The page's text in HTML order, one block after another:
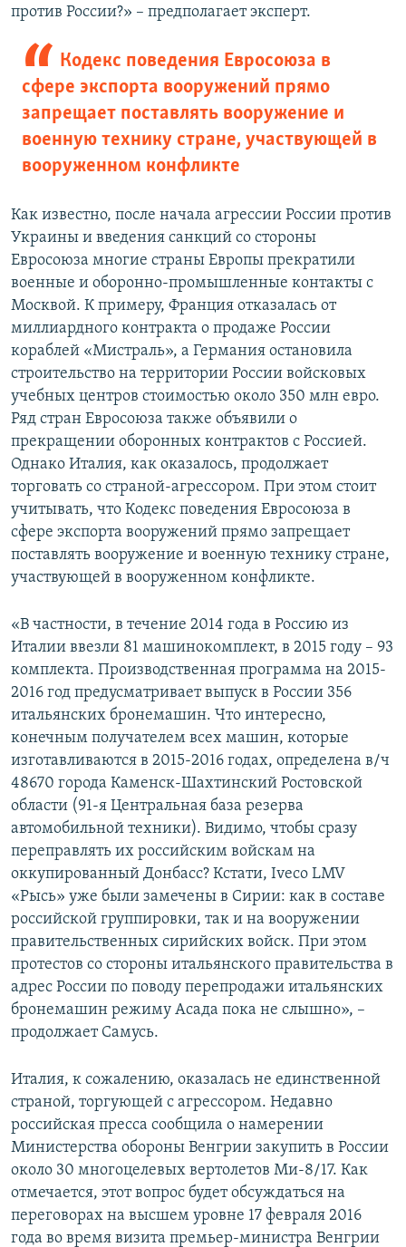
против России?» – предполагает эксперт.
Кодекс поведения Евросоюза в
сфере экспорта вооружений прямо
запрещает поставлять вооружение и
военную технику стране, участвующей в
вооруженном конфликте
Как известно, после начала агрессии России против
Украины и введения санкций со стороны
Евросоюза многие страны Европы прекратили
военные и оборонно-промышленные контакты с
Москвой. К примеру, Франция отказалась от
миллиардного контракта о продаже России
кораблей «Мистраль», а Германия остановила
строительство на территории России войсковых
учебных центров стоимостью около 350 млн евро.
Ряд стран Евросоюза также объявили о
прекращении оборонных контрактов с Россией.
Однако Италия, как оказалось, продолжает
торговать со страной-агрессором. При этом стоит
учитывать, что Кодекс поведения Евросоюза в
сфере экспорта вооружений прямо запрещает
поставлять вооружение и военную технику стране,
участвующей в вооруженном конфликте.
«В частности, в течение 2014 года в Россию из
Италии ввезли 81 машинокомплект, в 2015 году – 93
комплекта. Производственная программа на 2015-
2016 год предусматривает выпуск в России 356
итальянских бронемашин. Что интересно,
конечным получателем всех машин, которые
изготавливаются в 2015-2016 годах, определена в/ч
48670 города Каменск-Шахтинский Ростовской
области (91-я Центральная база резерва
автомобильной техники). Видимо, чтобы сразу
переправлять их российским войскам на
оккупированный Донбасс? Кстати, Iveco LMV
«Рысь» уже были замечены в Сирии: как в составе
российской группировки, так и на вооружении
правительственных сирийских войск. При этом
протестов со стороны итальянского правительства в
адрес России по поводу перепродажи итальянских
бронемашин режиму Асада пока не слышно», –
продолжает Самусь.
Италия, к сожалению, оказалась не единственной
страной, торгующей с агрессором. Недавно
российская пресса сообщила о намерении
Министерства обороны Венгрии закупить в России
около 30 многоцелевых вертолетов Ми-8/17. Как
отмечается, этот вопрос будет обсуждаться на
переговорах на высшем уровне 17 февраля 2016
года во время визита премьер-министра Венгрии